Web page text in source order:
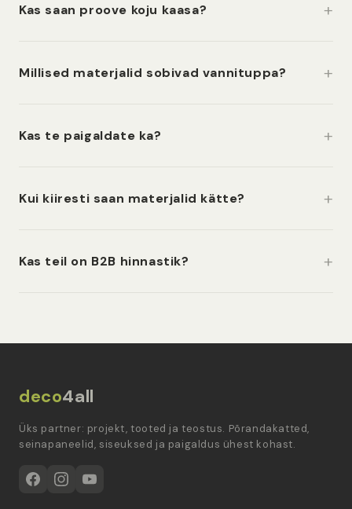
Kas saan proove koju kaasa?
Millised materjalid sobivad vannituppa?
Kas te paigaldate ka?
Kui kiiresti saan materjalid kätte?
Kas teil on B2B hinnastik?
deco4all
Üks partner: projekt, tooted ja teostus. Põrandakatted,
seinapaneelid, siseuksed ja paigaldus ühest kohast.